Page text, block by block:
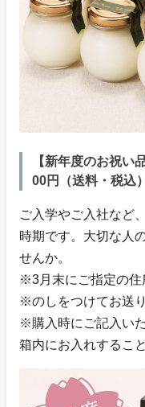
【新年度のお祝
00円（送料・税込）
ご入学やご入社など
時期です。大切な人
せんか。
※3月末にご指定の住
※のしをつけてお送
※購入時にご記入い
箱内にお入れするこ